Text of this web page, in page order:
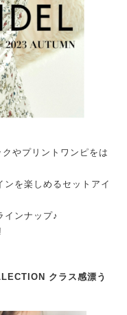
やプリントワンピをは
を楽しめるセットアイ
インナップ♪
クラス感漂う